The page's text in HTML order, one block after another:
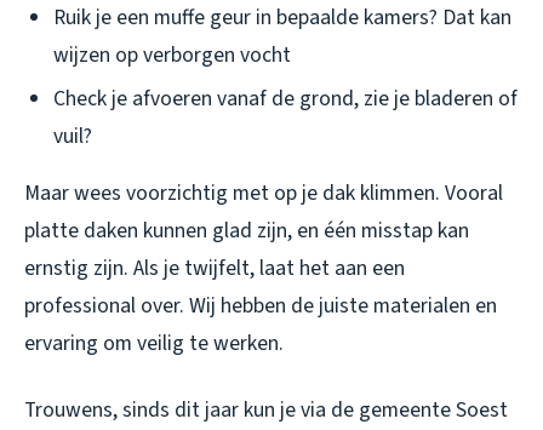
Ruik je een muffe geur in bepaalde kamers? Dat kan
wijzen op verborgen vocht
Check je afvoeren vanaf de grond, zie je bladeren of
vuil?
Maar wees voorzichtig met op je dak klimmen. Vooral
platte daken kunnen glad zijn, en één misstap kan
ernstig zijn. Als je twijfelt, laat het aan een
professional over. Wij hebben de juiste materialen en
ervaring om veilig te werken.
Trouwens, sinds dit jaar kun je via de gemeente Soest